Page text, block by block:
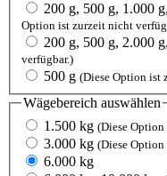
200 g, 500 g, 1.000
Option ist zurzeit nicht
200 g, 500 g, 2.000
verfügbar.)
500 g (Diese Option ist
Wägebereich auswählen
1.500 kg (Diese
3.000 kg (Diese
6.000 kg